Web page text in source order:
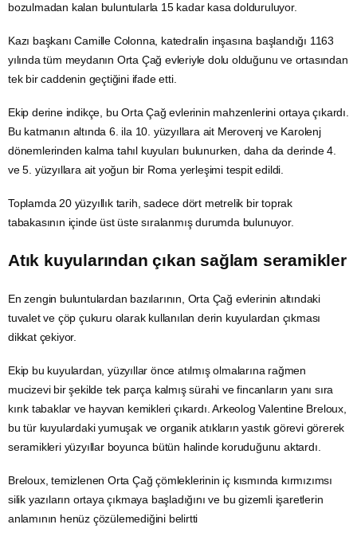
bozulmadan kalan buluntularla 15 kadar kasa dolduruluyor.
Kazı başkanı Camille Colonna, katedralin inşasına başlandığı 1163
yılında tüm meydanın Orta Çağ evleriyle dolu olduğunu ve ortasından
tek bir caddenin geçtiğini ifade etti.
Ekip derine indikçe, bu Orta Çağ evlerinin mahzenlerini ortaya çıkardı.
Bu katmanın altında 6. ila 10. yüzyıllara ait Merovenj ve Karolenj
dönemlerinden kalma tahıl kuyuları bulunurken, daha da derinde 4.
ve 5. yüzyıllara ait yoğun bir Roma yerleşimi tespit edildi.
Toplamda 20 yüzyıllık tarih, sadece dört metrelik bir toprak
tabakasının içinde üst üste sıralanmış durumda bulunuyor.
Atık kuyularından çıkan sağlam seramikler
En zengin buluntulardan bazılarının, Orta Çağ evlerinin altındaki
tuvalet ve çöp çukuru olarak kullanılan derin kuyulardan çıkması
dikkat çekiyor.
Ekip bu kuyulardan, yüzyıllar önce atılmış olmalarına rağmen
mucizevi bir şekilde tek parça kalmış sürahi ve fincanların yanı sıra
kırık tabaklar ve hayvan kemikleri çıkardı. Arkeolog Valentine Breloux,
bu tür kuyulardaki yumuşak ve organik atıkların yastık görevi görerek
seramikleri yüzyıllar boyunca bütün halinde koruduğunu aktardı.
Breloux, temizlenen Orta Çağ çömleklerinin iç kısmında kırmızımsı
silik yazıların ortaya çıkmaya başladığını ve bu gizemli işaretlerin
anlamının henüz çözülemediğini belirtti